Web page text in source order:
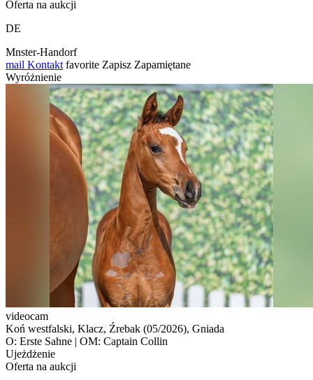
Oferta na aukcji
DE
Mnster-Handorf
mail Kontakt favorite Zapisz Zapamiętane
Wyróżnienie
videocam
Koń westfalski, Klacz, Źrebak (05/2026), Gniada
O: Erste Sahne | OM: Captain Collin
Ujeżdżenie
Oferta na aukcji